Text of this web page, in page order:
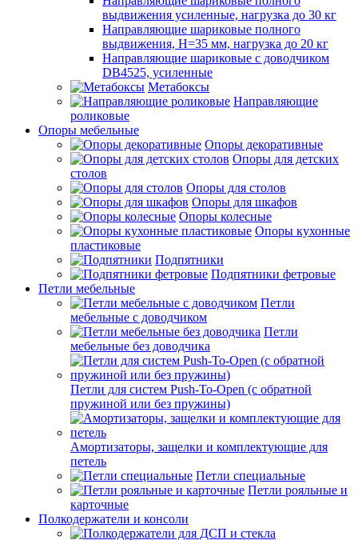
выдвижения усиленные, нагрузка до 30 кг
Направляющие шариковые полного
выдвижения, H=35 мм, нагрузка до 20 кг
Направляющие шариковые с доводчиком
DB4525, усиленные
Метабоксы
Направляющие
роликовые
Опоры мебельные
Опоры декоративные
Опоры для детских
столов
Опоры для столов
Опоры для шкафов
Опоры колесные
Опоры кухонные
пластиковые
Подпятники
Подпятники фетровые
Петли мебельные
Петли
мебельные с доводчиком
Петли
мебельные без доводчика
Петли для систем Push-To-Open (с обратной
пружиной или без пружины)
Амортизаторы, защелки и комплектующие для
петель
Петли специальные
Петли рояльные и
карточные
Полкодержатели и консоли